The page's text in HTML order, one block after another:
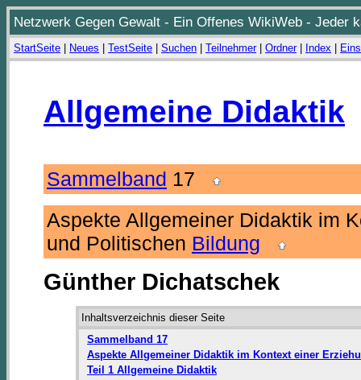
Netzwerk Gegen Gewalt - Ein Offenes WikiWeb - Jeder
StartSeite Neues TestSeite Suchen Teilnehmer| Ordner| Index
Allgemeine Didaktik
Sammelband 17
Aspekte Allgemeiner Didaktik im
und Politischen Bildung
Günther Dichatschek
Inhaltsverzeichnis dieser Seite
Sammelband 17
Aspekte Allgemeiner Didaktik im Kontext einer
Teil 1 Allgemeine Didaktik